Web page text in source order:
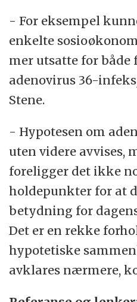
- For eksempel
enkelte
mer utsatte for både
adenovirus 36-
Stene.
- Hypotesen om
uten videre avvises,
foreligger det ikke
holdepunkter for at
betydning for
Det er en rekke
hypotetiske
avklares nærmere,